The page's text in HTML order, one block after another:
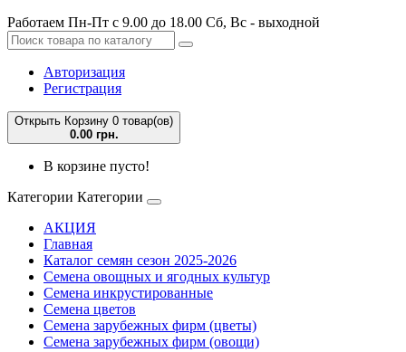
Работаем Пн-Пт с 9.00 до 18.00 Сб, Вс - выходной
Авторизация
Регистрация
Открыть Корзину 0 товар(ов)
0.00 грн.
В корзине пусто!
Категории Категории
АКЦИЯ
Главная
Каталог семян сезон 2025-2026
Семена овощных и ягодных культур
Семена инкрустированные
Семена цветов
Семена зарубежных фирм (цветы)
Семена зарубежных фирм (овощи)